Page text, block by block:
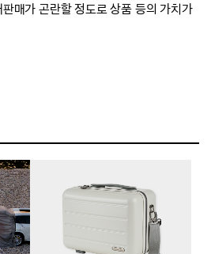
매가 곤란할 정도로 상품 등의 가치가